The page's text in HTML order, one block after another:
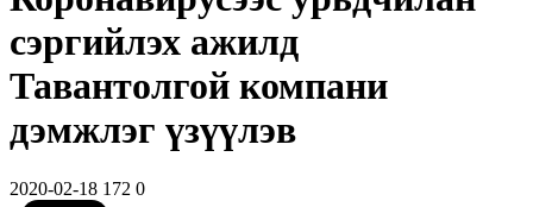
сэргийлэх ажилд
Тавантолгой компани
дэмжлэг үзүүлэв
2020-02-18 172 0